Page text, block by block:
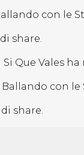
con le
share.
Si Que Vales
con
share.